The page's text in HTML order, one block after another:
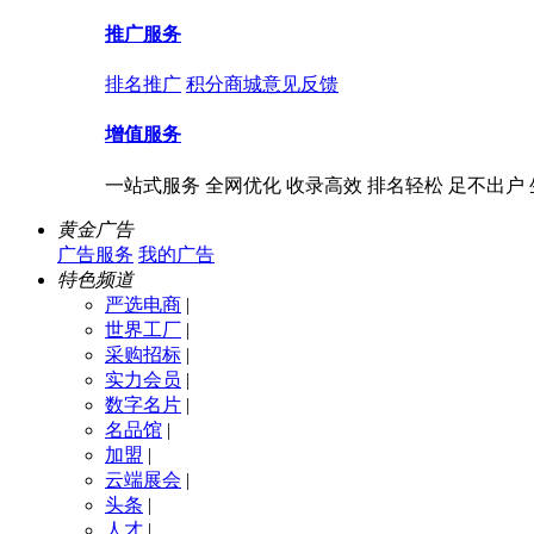
推广服务
排名推广 积分商城意见反馈
增值服务
一站式服务 全网优化 收录高效 排名轻松 足不出户
黄金广告
广告服务 我的广告
特色频道
严选电商 |
世界工厂 |
采购招标 |
实力会员 |
数字名片 |
名品馆 |
加盟 |
云端展会 |
头条 |
人才 |